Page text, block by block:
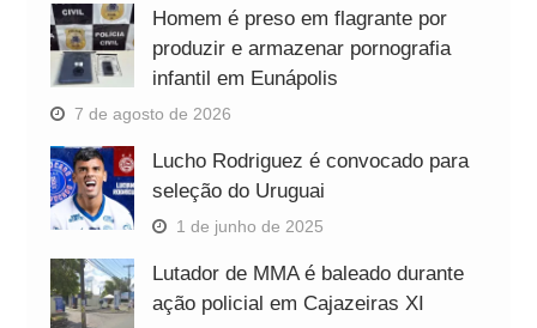
Homem é preso em flagrante por
produzir e armazenar pornografia
infantil em Eunápolis
7 de agosto de 2026
Lucho Rodriguez é convocado para
seleção do Uruguai
1 de junho de 2025
Lutador de MMA é baleado durante
ação policial em Cajazeiras XI